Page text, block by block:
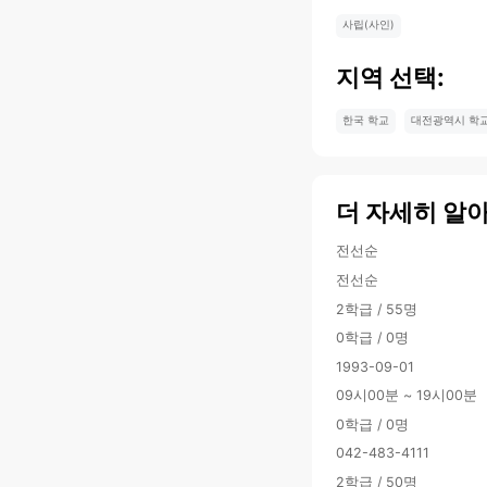
사립(사인)
지역 선택:
한국 학교 대전광역시 학
더 자세히 알
전선순
전선순
2학급 / 55명
0학급 / 0명
1993-09-01
09시00분 ~ 19시00분
0학급 / 0명
042-483-4111
2학급 / 50명